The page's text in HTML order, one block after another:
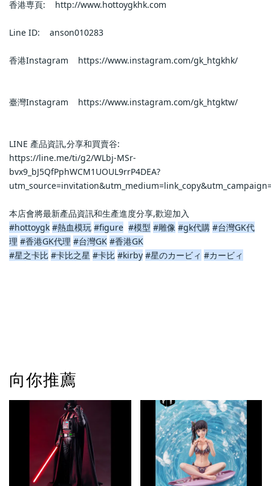
香港専頁:    http://www.hottoygkhk.com
Line ID:    anson010283
香港Instagram    https://www.instagram.com/gk_htgkhk/
臺灣Instagram    https://www.instagram.com/gk_htgktw/
LINE 產品資訊,分享和買賣谷:
https://line.me/ti/g2/WLbj-MSr-
bvx9_bJ5QfPphWCM1UOUL9rrP4DEA?
本店會將最新產品資訊和生產進度分享,歡迎加入
#hottoygk #熱血模玩 #figure #模型 #雕像 #gk代購 #台灣GK代
理 #香港GK代理 #台灣GK #香港GK
#星之卡比 #卡比之星 #卡比 #kirby #星のカービィ #カービィ
向你推薦